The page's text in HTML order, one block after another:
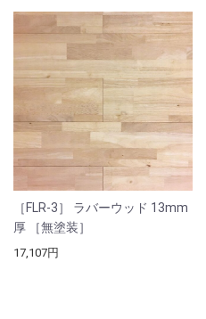
［FLR-3］ ラバーウッド 13mm
厚 ［無塗装］
17,107円